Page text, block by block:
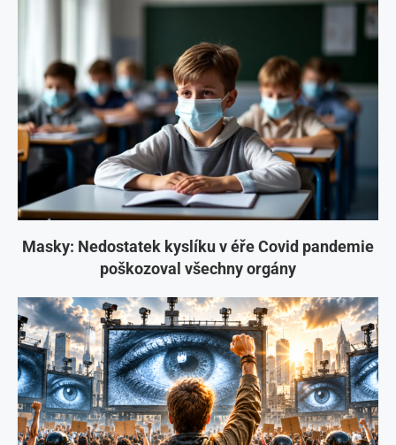
Masky: Nedostatek kyslíku v éře Covid pandemie
poškozoval všechny orgány